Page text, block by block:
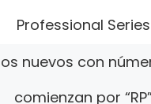
Professional Series
nuevos con
comienzan por